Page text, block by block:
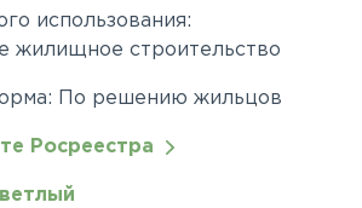
использования:
жилищное строительство
По решению жильцов
Росреестра